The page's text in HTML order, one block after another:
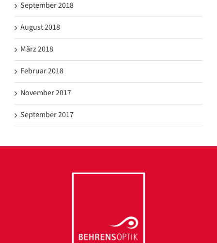
September 2018
August 2018
März 2018
Februar 2018
November 2017
September 2017